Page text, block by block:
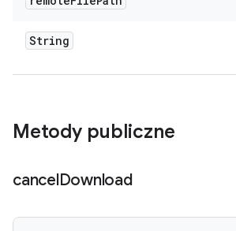
String
Metody publiczne
cancelDownload